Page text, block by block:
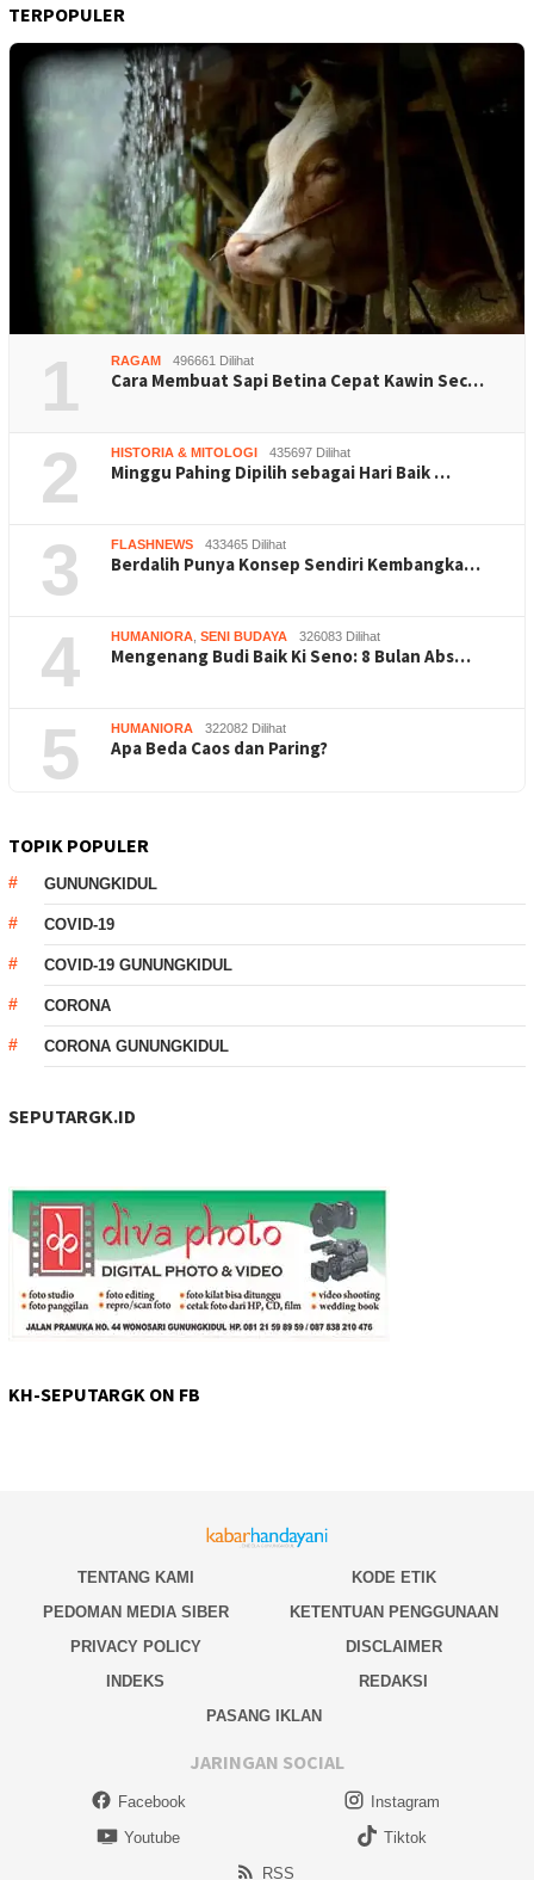
TERPOPULER
1 RAGAM 496661 Dilihat
Cara Membuat Sapi Betina Cepat Kawin Sec…
2 HISTORIA & MITOLOGI 435697 Dilihat
Minggu Pahing Dipilih sebagai Hari Baik …
3 FLASHNEWS 433465 Dilihat
Berdalih Punya Konsep Sendiri Kembangka…
4 HUMANIORA SENI BUDAYA 326083 Dilihat
Mengenang Budi Baik Ki Seno: 8 Bulan Abs…
5 HUMANIORA 322082 Dilihat
Apa Beda Caos dan Paring?
TOPIK POPULER
GUNUNGKIDUL
COVID-19
COVID-19 GUNUNGKIDUL
CORONA
CORONA GUNUNGKIDUL
SEPUTARGK.ID
KH-SEPUTARGK ON FB
TENTANG KAMI
KODE ETIK
PEDOMAN MEDIA SIBER
KETENTUAN PENGGUNAAN
PRIVACY POLICY
DISCLAIMER
INDEKS
REDAKSI
PASANG IKLAN
JARINGAN SOCIAL
Facebook
Instagram
Youtube
Tiktok
RSS